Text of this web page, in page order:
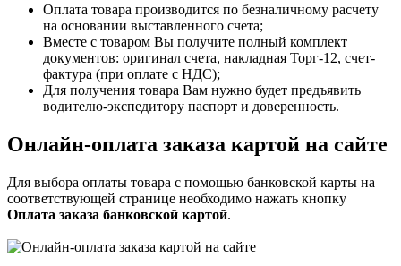
Оплата товара производится по безналичному расчету
на основании выставленного счета;
Вместе с товаром Вы получите полный комплект
документов: оригинал счета, накладная Торг-12, счет-
фактура (при оплате с НДС);
Для получения товара Вам нужно будет предъявить
водителю-экспедитору паспорт и доверенность.
Онлайн-оплата заказа картой на сайте
Для выбора оплаты товара с помощью банковской карты на
соответствующей странице необходимо нажать кнопку
Оплата заказа банковской картой.